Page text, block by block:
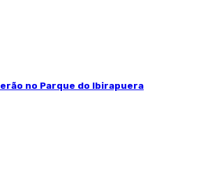
no Parque do Ibirapuera